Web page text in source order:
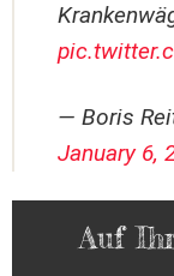
— Boris
January 6,
Auf